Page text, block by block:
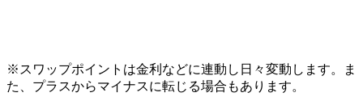
※スワップポイントは金利などに連動し日々変動します。ま
た、プラスからマイナスに転じる場合もあります。